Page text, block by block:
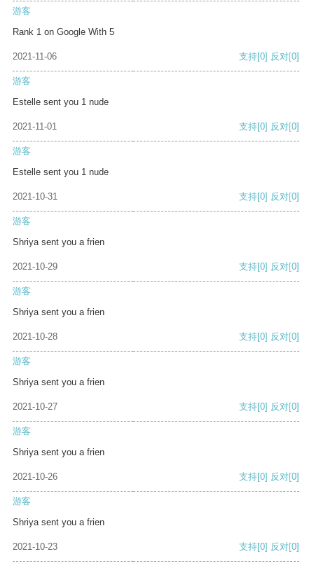
游客
Rank 1 on Google With 5
2021-11-06 支持[0] 反对[0]
游客
Estelle sent you 1 nude
2021-11-01 支持[0] 反对[0]
游客
Estelle sent you 1 nude
2021-10-31 支持[0] 反对[0]
游客
Shriya sent you a frien
2021-10-29 支持[0] 反对[0]
游客
Shriya sent you a frien
2021-10-28 支持[0] 反对[0]
游客
Shriya sent you a frien
2021-10-27 支持[0] 反对[0]
游客
Shriya sent you a frien
2021-10-26 支持[0] 反对[0]
游客
Shriya sent you a frien
2021-10-23 支持[0] 反对[0]